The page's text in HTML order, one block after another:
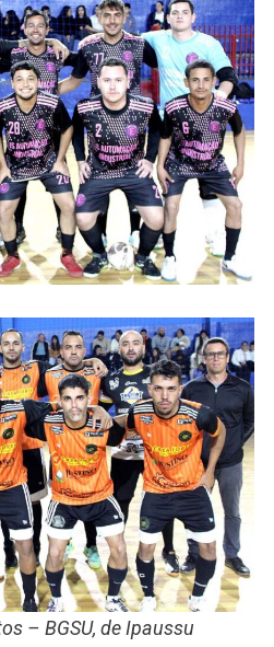
– BGSU, de Ipaussu